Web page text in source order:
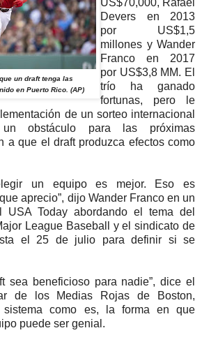
un draft tenga las
en Puerto Rico. (AP)
Devers en 2013
por US$1,5
millones y Wander
Franco en 2017
por US$3,8 MM. El
trío ha ganado
fortunas, pero le
de un sorteo internacional
obstáculo para las próximas
a que el draft produzca efectos como
un equipo es mejor. Eso es
aprecio”, dijo Wander Franco en un
USA Today abordando el tema del
League Baseball y el sindicato de
el 25 de julio para definir si se
sea beneficioso para nadie”, dice el
de los Medias Rojas de Boston,
sistema como es, la forma en que
puede ser genial.